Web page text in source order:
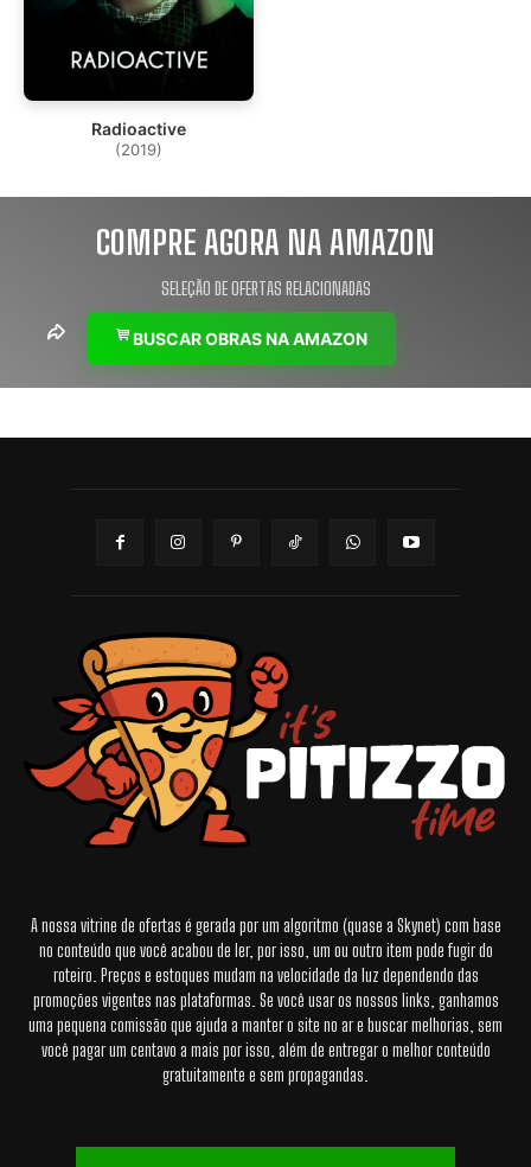
Radioactive
(2019)
COMPRE AGORA NA AMAZON
SELEÇÃO DE OFERTAS RELACIONADAS
BUSCAR OBRAS NA AMAZON
A nossa vitrine de ofertas é gerada por um algoritmo (quase a Skynet) com base
no conteúdo que você acabou de ler, por isso, um ou outro item pode fugir do
roteiro. Preços e estoques mudam na velocidade da luz dependendo das
promoções vigentes nas plataformas. Se você usar os nossos links, ganhamos
uma pequena comissão que ajuda a manter o site no ar e buscar melhorias, sem
você pagar um centavo a mais por isso, além de entregar o melhor conteúdo
gratuitamente e sem propagandas.